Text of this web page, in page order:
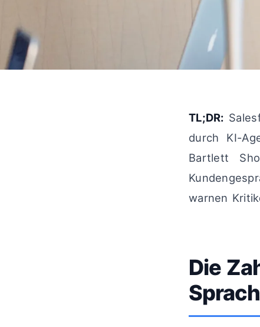
TL;DR:
durch KI-
Bartlett
warnen
Die